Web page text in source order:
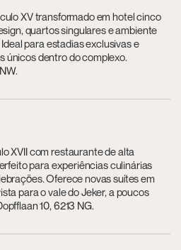
XV transformado em hotel cinco
quartos singulares e ambiente
para estadias exclusivas e
únicos dentro do complexo.
XVII com restaurante de alta
para experiências culinárias
Oferece novas suítes em
para o vale do Jeker, a poucos
10, 6213 NG.